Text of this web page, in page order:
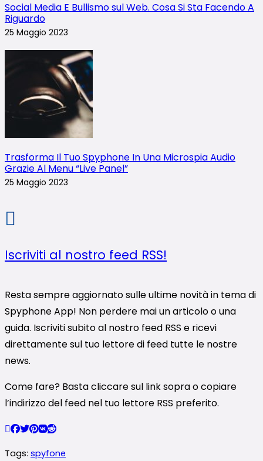
Social Media E Bullismo sul Web. Cosa Si Sta Facendo A
Riguardo
25 Maggio 2023
Trasforma Il Tuo Spyphone In Una Microspia Audio
Grazie Al Menu “Live Panel”
25 Maggio 2023
Iscriviti al nostro feed RSS!
Resta sempre aggiornato sulle ultime novità in tema di
Spyphone App! Non perdere mai un articolo o una
guida. Iscriviti subito al nostro feed RSS e ricevi
direttamente sul tuo lettore di feed tutte le nostre
news.
Come fare? Basta cliccare sul link sopra o copiare
l’indirizzo del feed nel tuo lettore RSS preferito.
Tags: spyfone